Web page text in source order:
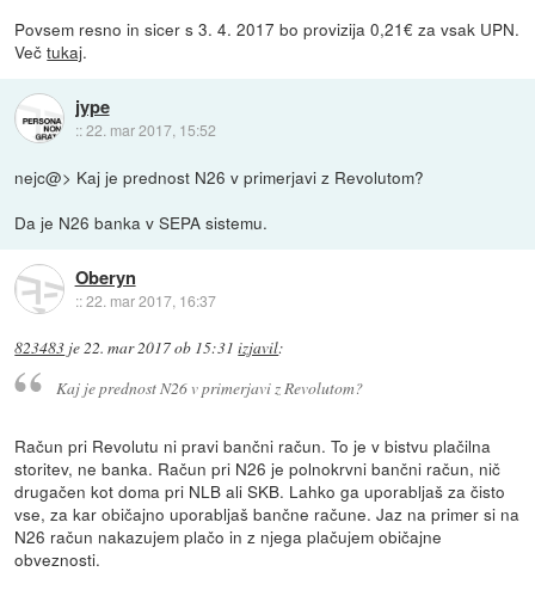
Povsem resno in sicer s 3. 4. 2017 bo provizija 0,21€ za vsak UPN.
Večtukaj.
jype
::22. mar 2017, 15:52
nejc@> Kaj je prednost N26 v primerjavi z Revolutom?
Da je N26 banka v SEPA sistemu.
Oberyn
::22. mar 2017, 16:37
823483 je22. mar 2017 ob 15:31 izjavil:
Kaj je prednost N26 v primerjavi z Revolutom?
Račun pri Revolutu ni pravi bančni račun. To je v bistvu plačilna
storitev, ne banka. Račun pri N26 je polnokrvni bančni račun, nič
drugačen kot doma pri NLB ali SKB. Lahko ga uporabljaš za čisto
vse, za kar običajno uporabljaš bančne račune. Jaz na primer si na
N26 račun nakazujem plačo in z njega plačujem običajne
obveznosti.